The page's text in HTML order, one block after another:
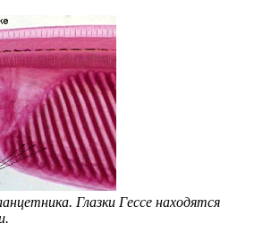
Глазки Гессе находятся